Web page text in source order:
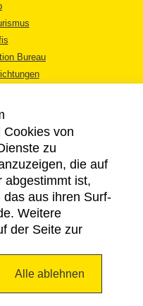
Bureau
von
zu
die auf
abgestimmt ist,
das aus ihren Surf-
Weitere
der Seite zur
Alle ablehnen